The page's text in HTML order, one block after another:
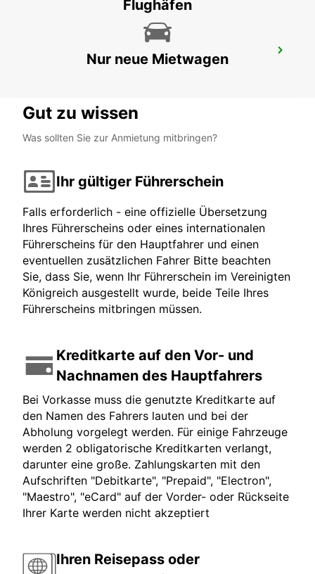
Flughäfen
Nur neue Mietwagen
Gut zu wissen
Was sollten Sie zur Anmietung mitbringen?
Ihr gültiger Führerschein
Falls erforderlich - eine offizielle Übersetzung
Ihres Führerscheins oder eines internationalen
Führerscheins für den Hauptfahrer und einen
eventuellen zusätzlichen Fahrer Bitte beachten
Sie, dass Sie, wenn Ihr Führerschein im Vereinigten
Königreich ausgestellt wurde, beide Teile Ihres
Führerscheins mitbringen müssen.
Kreditkarte auf den Vor- und
Nachnamen des Hauptfahrers
Bei Vorkasse muss die genutzte Kreditkarte auf
den Namen des Fahrers lauten und bei der
Abholung vorgelegt werden. Für einige Fahrzeuge
werden 2 obligatorische Kreditkarten verlangt,
darunter eine große. Zahlungskarten mit den
Aufschriften "Debitkarte", "Prepaid", "Electron",
"Maestro", "eCard" auf der Vorder- oder Rückseite
Ihrer Karte werden nicht akzeptiert
Ihren Reisepass oder